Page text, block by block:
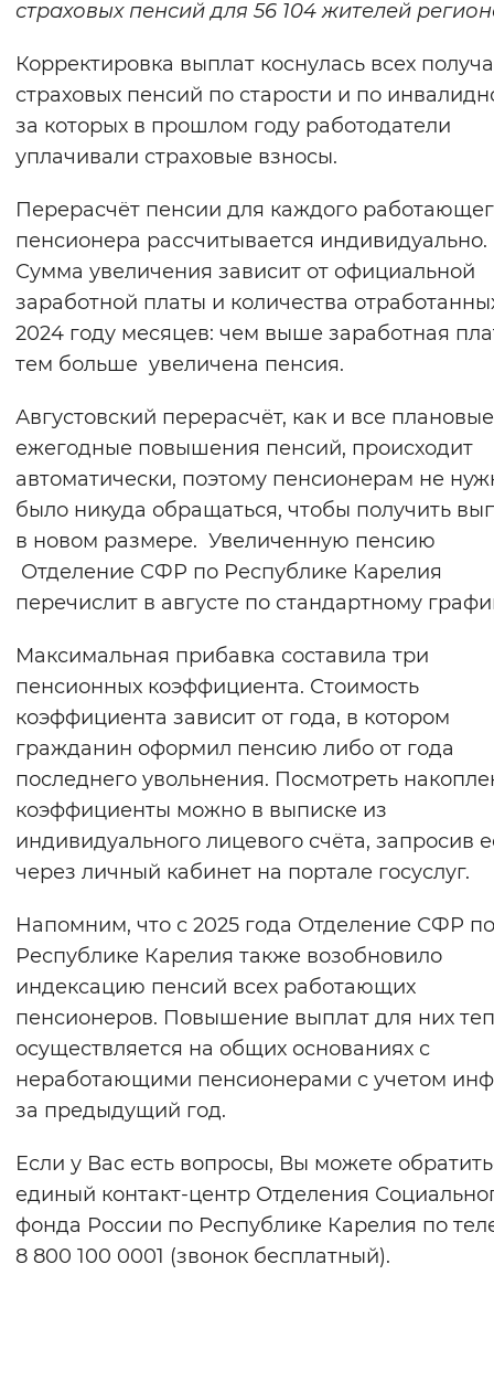
Синий фон
Изображения
Звуковой ассистент
Воспроизвести Остановить
Вернуть стандартные настройки
страховых пенсий для 56 104 жителей
Корректировка выплат коснулась всех
страховых пенсий по старости и по
за которых в прошлом году работодатели
уплачивали страховые взносы.
Перерасчёт пенсии для каждого
пенсионера рассчитывается индивидуально.
Сумма увеличения зависит от официальной
заработной платы и количества
2024 году месяцев: чем выше заработная
тем больше увеличена пенсия.
Августовский перерасчёт, как и все плановые
ежегодные повышения пенсий, происходит
автоматически, поэтому пенсионерам не
было никуда обращаться, чтобы получить
в новом размере. Увеличенную пенсию
Отделение СФР по Республике Карелия
перечислит в августе по стандартному
Максимальная прибавка составила три
пенсионных коэффициента. Стоимость
коэффициента зависит от года, в котором
гражданин оформил пенсию либо от года
последнего увольнения. Посмотреть
коэффициенты можно в выписке из
индивидуального лицевого счёта, запросив
через личный кабинет на портале госуслуг.
Напомним, что с 2025 года Отделение СФР по
Республике Карелия также возобновило
индексацию пенсий всех работающих
пенсионеров. Повышение выплат для них
осуществляется на общих основаниях с
неработающими пенсионерами с учетом
за предыдущий год.
Если у Вас есть вопросы, Вы можете
единый контакт-центр Отделения
фонда России по Республике Карелия по
8 800 100 0001 (звонок бесплатный).